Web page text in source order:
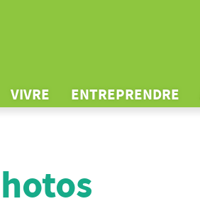
VIVRE ENTREPRENDRE